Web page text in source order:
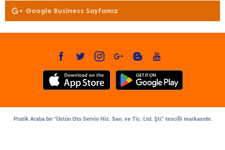
Google Business Sayfamız
Pratik Araba bir "Üstün Oto Servis Hiz. San. ve Tic. Ltd. Şti." tescilli markasıdır.